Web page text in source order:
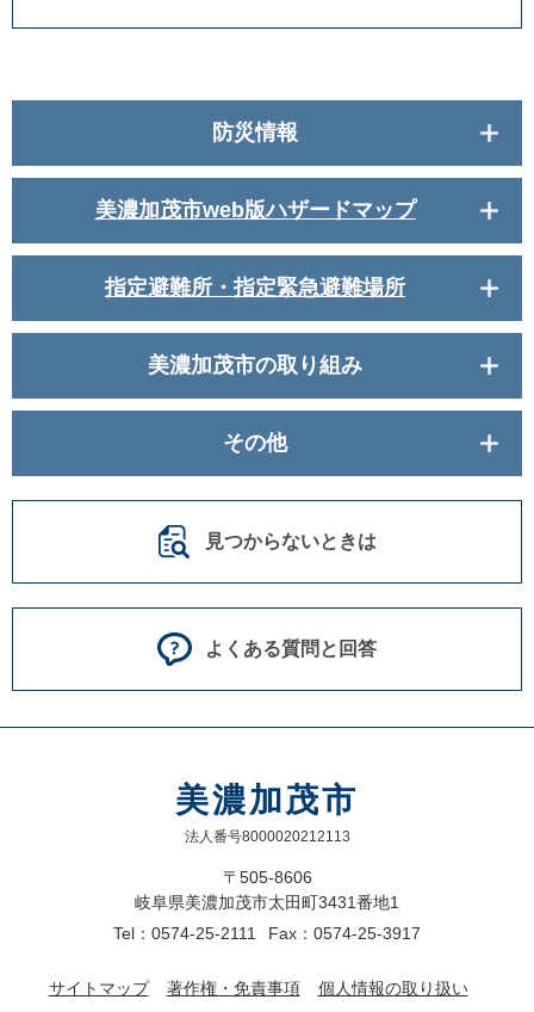
防災情報
美濃加茂市web版ハザードマップ
指定避難所・指定緊急避難場所
美濃加茂市の取り組み
その他
見つからないときは
よくある質問と回答
美濃加茂市
法人番号8000020212113
〒505-8606
岐阜県美濃加茂市太田町3431番地1
Tel：0574-25-2111
Fax：0574-25-3917
サイトマップ 著作権・免責事項 個人情報の取り扱い